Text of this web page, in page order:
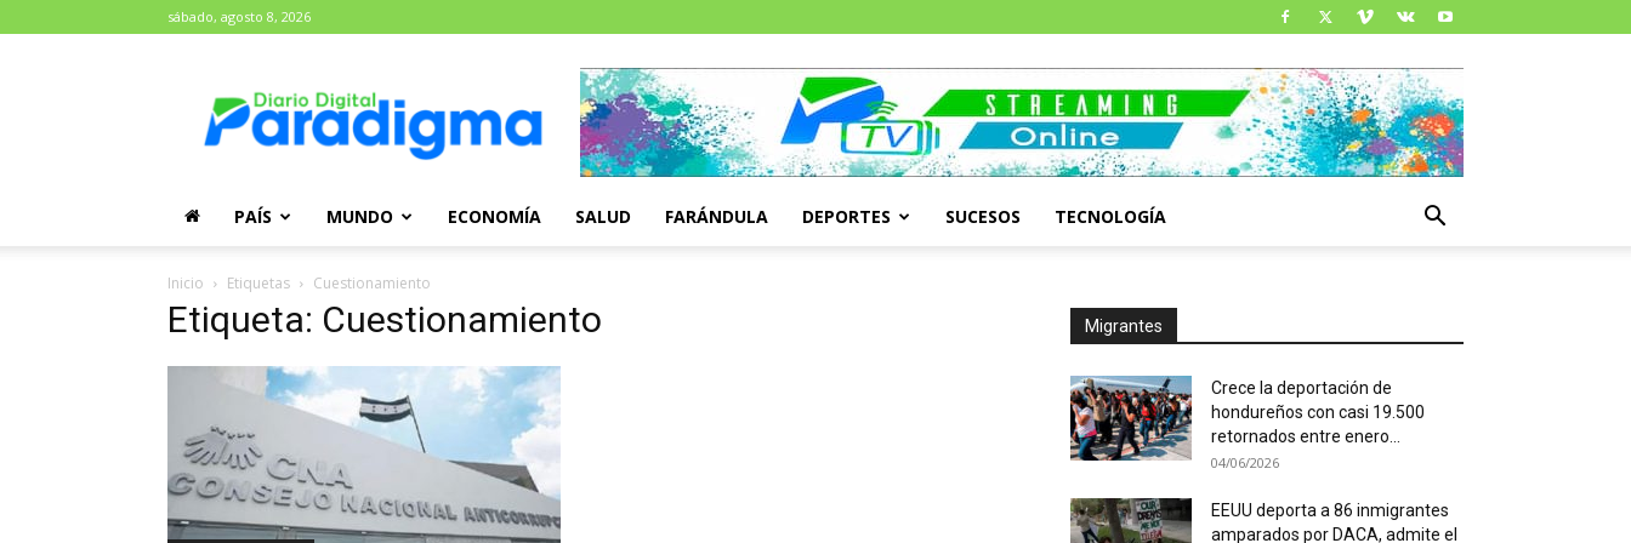
sábado, agosto 8, 2026
Paradigma
PAÍS MUNDO ECONOMÍA SALUD FARÁNDULA DEPORTES SUCESOS TECNOLOGÍA
Inicio Etiquetas Cuestionamiento
Etiqueta: Cuestionamiento Migrantes
Crece la deportación de
hondureños con casi 19.500
retornados entre enero...
04/06/2026
EEUU deporta a 86 inmigrantes
amparados por DACA, admite el